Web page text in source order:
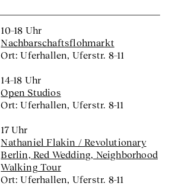
10–18 Uhr
Nachbarschaftsflohmarkt
Ort: Uferhallen, Uferstr. 8–11
14–18 Uhr
Open Studios
Ort: Uferhallen, Uferstr. 8-11
17 Uhr
Nathaniel Flakin / Revolutionary
Berlin, Red Wedding, Neighborhood
Walking Tour
Ort: Uferhallen, Uferstr. 8-11